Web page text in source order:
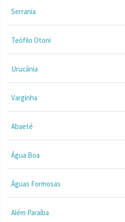
Serrania
Teófilo Otoni
Urucânia
Varginha
Abaeté
Água Boa
Águas Formosas
Além Paraíba